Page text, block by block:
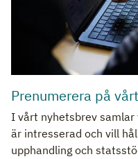
Prenumerera på
I vårt nyhetsbrev
är intresserad och vill
upphandling och